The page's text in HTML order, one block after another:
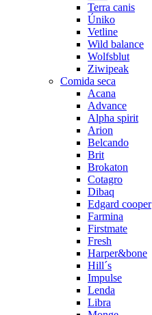
Terra canis
Úniko
Vetline
Wild balance
Wolfsblut
Ziwipeak
Comida seca
Acana
Advance
Alpha spirit
Arion
Belcando
Brit
Brokaton
Cotagro
Dibaq
Edgard cooper
Farmina
Firstmate
Fresh
Harper&bone
Hill´s
Impulse
Lenda
Libra